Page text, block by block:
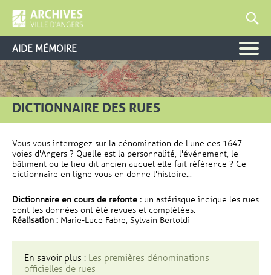
AIDE MÉMOIRE
DICTIONNAIRE DES RUES
Vous vous interrogez sur la dénomination de l'une des 1647
voies d'Angers ? Quelle est la personnalité, l'événement, le
bâtiment ou le lieu-dit ancien auquel elle fait référence ? Ce
dictionnaire en ligne vous en donne l'histoire...
Dictionnaire en cours de refonte : un astérisque indique les rues
dont les données ont été revues et complétées.
Réalisation : Marie-Luce Fabre, Sylvain Bertoldi
En savoir plus : Les premières dénominations
officielles de rues